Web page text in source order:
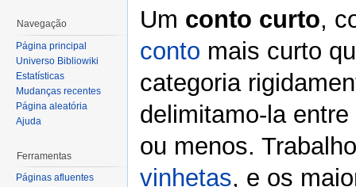
Um conto curto,
conto mais curto
categoria
delimitamo-la
ou menos.
vinhetas, e os
Navegação
Página principal
Universo Bibliowiki
Estatísticas
Mudanças recentes
Página aleatória
Ajuda
Ferramentas
Páginas afluentes